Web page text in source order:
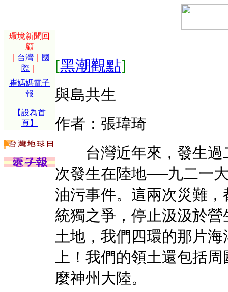
環境新聞回
顧
台灣
國
際
崔媽媽電子
報
【設為首
頁】
[黑潮觀點]
與島共生
作者：張瑋琦
台灣近年來，發生過
次發生在陸地──九二一
油污事件。這兩次災難
統獨之爭，停止汲汲於
土地，我們四環的那片
上！我們的領土還包括
麼神州大陸。